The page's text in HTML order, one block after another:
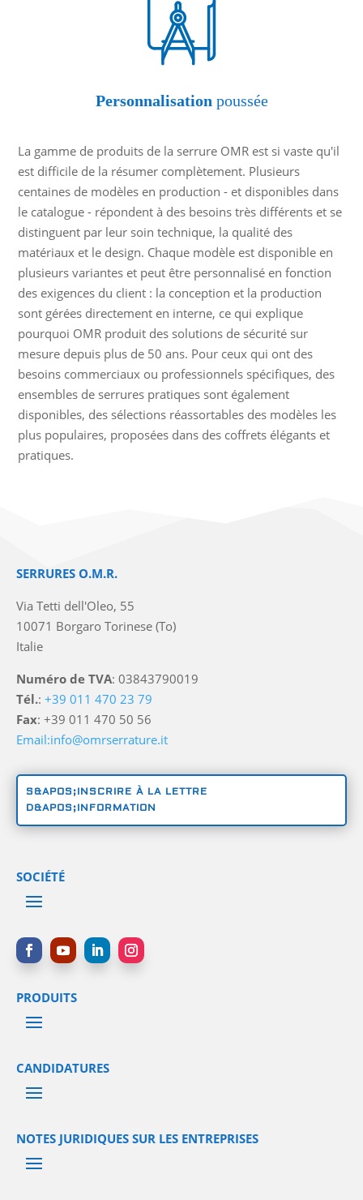
Personnalisation poussée
La gamme de produits de la serrure OMR est si vaste qu'il
est difficile de la résumer complètement. Plusieurs
centaines de modèles en production - et disponibles dans
le catalogue - répondent à des besoins très différents et se
distinguent par leur soin technique, la qualité des
matériaux et le design. Chaque modèle est disponible en
plusieurs variantes et peut être personnalisé en fonction
des exigences du client : la conception et la production
sont gérées directement en interne, ce qui explique
pourquoi OMR produit des solutions de sécurité sur
mesure depuis plus de 50 ans. Pour ceux qui ont des
besoins commerciaux ou professionnels spécifiques, des
ensembles de serrures pratiques sont également
disponibles, des sélections réassortables des modèles les
plus populaires, proposées dans des coffrets élégants et
pratiques.
SERRURES O.M.R.
Via Tetti dell'Oleo, 55
10071 Borgaro Torinese (To)
Italie
Numéro de TVA: 03843790019
Tél.:+39 011 470 23 79
Fax: +39 011 470 50 56
Email:info@omrserrature.it
S&APOS;INSCRIRE À LA LETTRE
D&APOS;INFORMATION
SOCIÉTÉ
PRODUITS
CANDIDATURES
NOTES JURIDIQUES SUR LES ENTREPRISES